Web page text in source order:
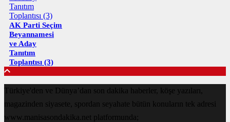
AK Parti Seçim
Beyannamesi
ve Aday
Tanıtım
Toplantısı (3)
Türkiye'den ve Dünya’dan son dakika haberler, köşe yazıları,
magazinden siyasete, spordan seyahate bütün konuların tek adresi
www.manisasondakika.net platformunda;